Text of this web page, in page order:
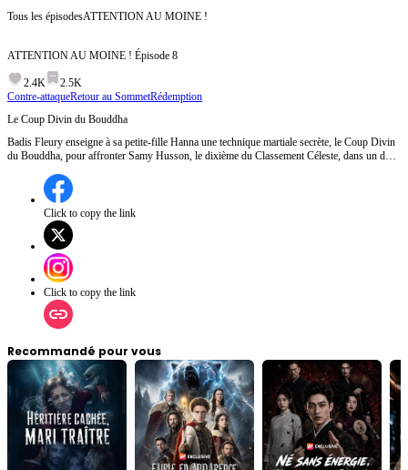
Tous les épisodesATTENTION AU MOINE !
ATTENTION AU MOINE ! Épisode 8
2.4K
2.5K
Contre-attaqueRetour au SommetRédemption
Le Coup Divin du Bouddha
Badis Fleury enseigne à sa petite-fille Hanna une technique martiale secrète, le Coup Divin
du Bouddha, pour affronter Samy Husson, le dixième du Classement Céleste, dans un duel
Bouddha et sauver l'Ordre Oriental ?
Click to copy the link
Click to copy the link
Recommandé pour vous